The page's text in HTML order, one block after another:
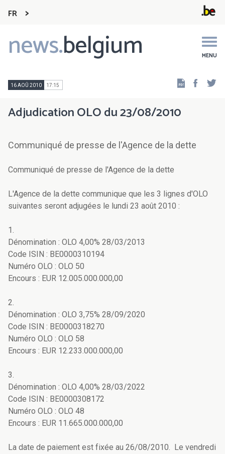
FR
news.belgium MENU
Main
navigation
16 AOÛ 2010 17:15
Adjudication OLO du 23/08/2010
Communiqué de presse de l'Agence de la dette
Communiqué de presse de l'Agence de la dette
L'Agence de la dette communique que les 3 lignes d'OLO
suivantes seront adjugées le lundi 23 août 2010 :
1.
Dénomination : OLO 4,00% 28/03/2013
Code ISIN : BE0000310194
Numéro OLO : OLO 50
Encours : EUR 12.005.000.000,00
2.
Dénomination : OLO 3,75% 28/09/2020
Code ISIN : BE0000318270
Numéro OLO : OLO 58
Encours : EUR 12.233.000.000,00
3.
Dénomination : OLO 4,00% 28/03/2022
Code ISIN : BE0000308172
Numéro OLO : OLO 48
Encours : EUR 11.665.000.000,00
La date de paiement est fixée au 26/08/2010. Le vendredi